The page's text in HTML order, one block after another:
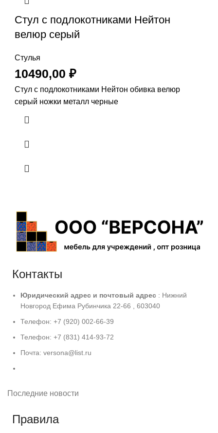
Стул с подлокотниками Нейтон
велюр серый
Стулья
10490,00 ₽
Стул с подлокотниками Нейтон обивка велюр
серый ножки металл черные
Контакты
Юридический адрес и почтовый адрес : Нижний
Новгород Ефима Рубинчика 22-66 , 603040
Телефон: +7 (920) 002-66-39
Телефон: +7 (831) 414-93-72
Почта: versona@list.ru
Последние новости
Правила